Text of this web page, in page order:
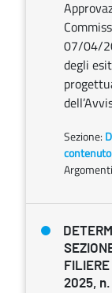
07/04/
degli
Sezione:
2025, n.